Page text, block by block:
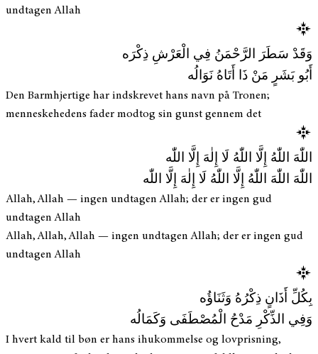
undtagen Allah
وَقَدْ سَطَرَ الرَّحْمَنُ فِي الْعَرْشِ ذِكْرَه
أَبُو بَشَرٍ مَنْ ذَا أَتَاهُ نَوَالُه
Den Barmhjertige har indskrevet hans navn på Tronen;
menneskehedens fader modtog sin gunst gennem det
اللّٰهَ اللّٰهُ إِلَّا اللّٰهُ لَا إِلٰهَ إِلَّا اللّٰه
اللّٰهَ اللّٰهَ اللّٰهُ إِلَّا اللّٰهُ لَا إِلٰهَ إِلَّا اللّٰه
Allah, Allah — ingen undtagen Allah; der er ingen gud
undtagen Allah
Allah, Allah, Allah — ingen undtagen Allah; der er ingen gud
undtagen Allah
بِكُلِّ أَذَانٍ ذِكْرُهُ وَثَنَاؤُه
وَفِي الذِّكْرِ مَدْحُ الْمُصْطَفَى وَكَمَالُه
I hvert kald til bøn er hans ihukommelse og lovprisning,